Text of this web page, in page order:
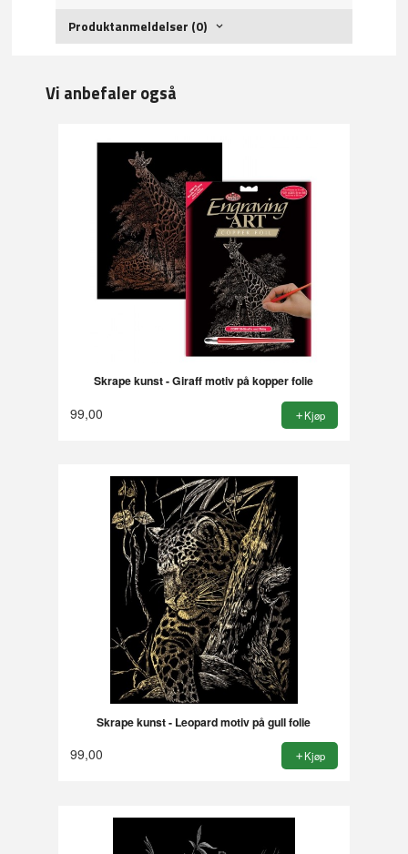
Produktanmeldelser (0)
Vi anbefaler også
Skrape kunst - Giraff motiv på kopper folie
99,00 Kjøp
Skrape kunst - Leopard motiv på gull folie
99,00 Kjøp